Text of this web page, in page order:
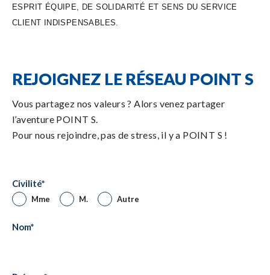
ESPRIT ÉQUIPE, DE SOLIDARITÉ ET SENS DU SERVICE
CLIENT INDISPENSABLES.
REJOIGNEZ LE RÉSEAU POINT S
Vous partagez nos valeurs ? Alors venez partager
l’aventure POINT S.
Pour nous rejoindre, pas de stress, il y a POINT S !
Civilité*
Mme M. Autre
Nom*